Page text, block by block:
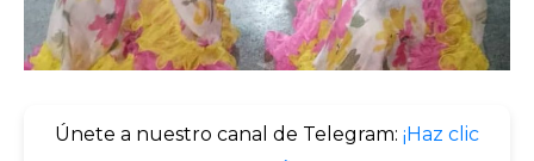
Únete a nuestro canal de Telegram: ¡Haz clic